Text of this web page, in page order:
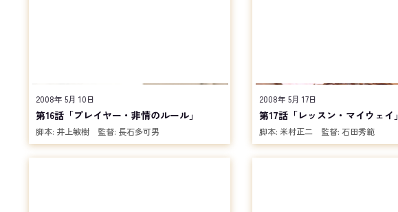
2008年 5月 10日
第16話「プレイヤー・非情のルール」
脚本: 井上敏樹 監督: 長石多可男
2008年 5月 17日
第17話「レッスン・マイウェイ」
脚本: 米村正二 監督: 石田秀範